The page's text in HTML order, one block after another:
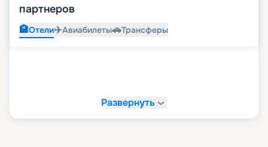
партнеров
🏨Отели✈️Авиабилеты🚗Трансферы
Развернуть